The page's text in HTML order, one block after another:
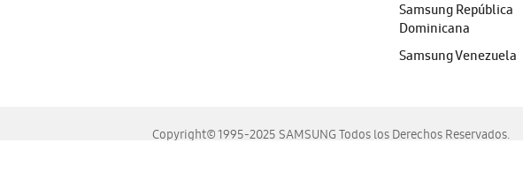
Samsung República
Dominicana
Samsung Venezuela
Copyright© 1995-2025 SAMSUNG Todos los Derechos Reservados.